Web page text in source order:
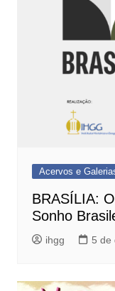
Acervos e
BRASÍLIA:
Sonho
ihgg 5 de